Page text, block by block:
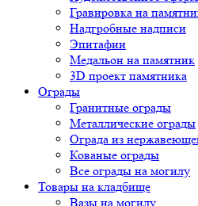
Гравировка на
Надгробные надписи
Эпитафии
Медальон на памятник
3D проект памятника
Ограды
Гранитные ограды
Металлические ограды
Ограда из
Кованые ограды
Все ограды на могилу
Товары на кладбище
Вазы на могилу